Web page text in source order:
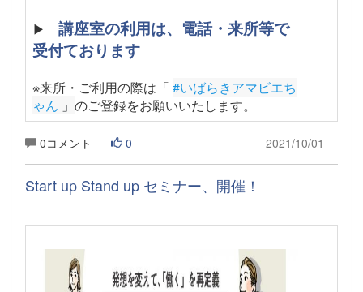
▶ 講座室の利用は、電話・来所等で
受付ております
※来所・ご利用の際は「 #いばらきアマビエち
ゃん 」 のご登録をお願いいたします。
0コメント 0 2021/10/01
Start up Stand up セミナー、開催！